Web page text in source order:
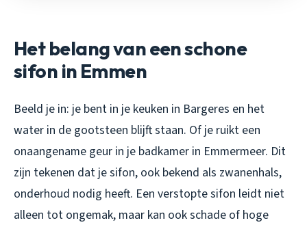
Het belang van een schone
sifon in Emmen
Beeld je in: je bent in je keuken in Bargeres en het
water in de gootsteen blijft staan. Of je ruikt een
onaangename geur in je badkamer in Emmermeer. Dit
zijn tekenen dat je sifon, ook bekend als zwanenhals,
onderhoud nodig heeft. Een verstopte sifon leidt niet
alleen tot ongemak, maar kan ook schade of hoge